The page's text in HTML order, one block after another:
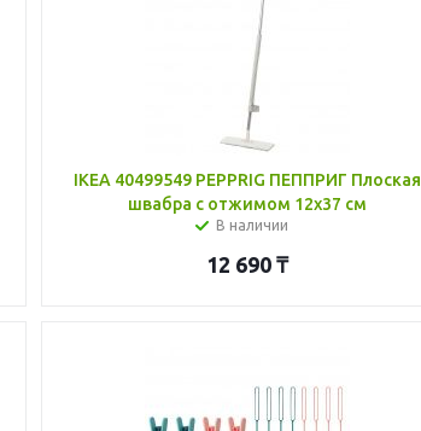
IKEA 40499549 PEPPRIG ПЕППРИГ Плоская
швабра с отжимом 12x37 см
В наличии
12 690 ₸